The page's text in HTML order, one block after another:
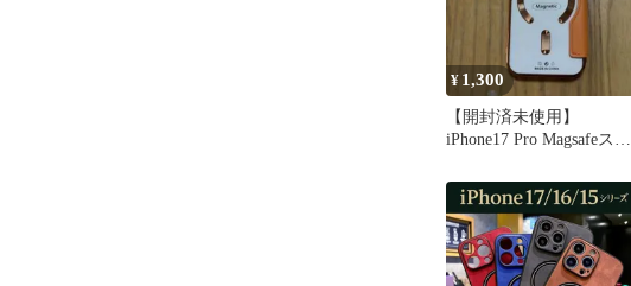
¥ 1,300
【開封済未使用】
iPhone17 Pro Magsafeスマ